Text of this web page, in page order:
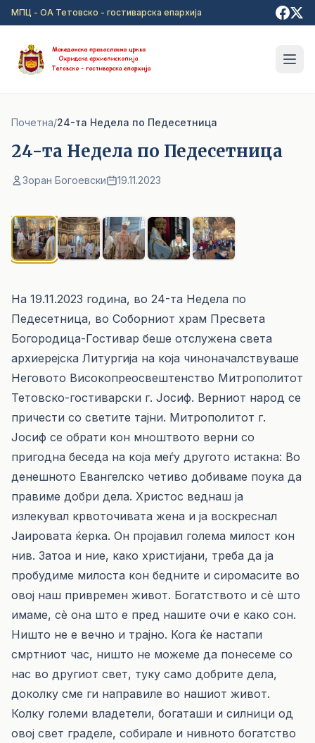
Прејди на главна содржина
МПЦ - ОА Тетовско - гостиварска епархија
Почетна/24-та Недела по Педесетница
24-та Недела по Педесетница
Зоран Богоевски 19.11.2023
На 19.11.2023 година, во 24-та Недела по
Педесетница, во Соборниот храм Пресвета
Богородица-Гостивар беше отслужена света
архиерејска Литургија на која чиноначалствуваше
Неговото Високопреосвештенство Митрополитот
Тетовско-гостиварски г. Јосиф. Верниот народ се
причести со светите тајни. Митрополитот г.
Јосиф се обрати кон мноштвото верни со
пригодна беседа на која меѓу другото истакна: Во
денешното Евангелско четиво добиваме поука да
правиме добри дела. Христос веднаш ја
излекувал крвоточивата жена и ја воскреснал
Јаировата ќерка. Он пројавил голема милост кон
нив. Затоа и ние, како христијани, треба да ја
пробудиме милоста кон бедните и сиромасите во
овој наш привремен живот. Богатството и сè што
имаме, сè она што е пред нашите очи е како сон.
Ништо не е вечно и трајно. Кога ќе настапи
смртниот час, ништо не можеме да понесеме со
нас во другиот свет, туку само добрите дела,
доколку сме ги направиле во нашиот живот.
Колку големи владетели, богаташи и силници од
овој свет граделе, собирале и нивното богатство